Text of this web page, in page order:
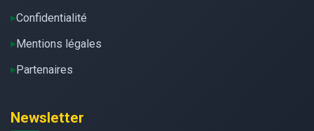
Confidentialité
Mentions légales
Partenaires
Newsletter